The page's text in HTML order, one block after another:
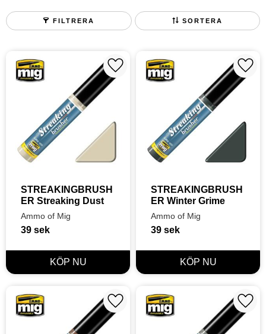
FILTRERA SORTERA
STREAKINGBRUSH
ER Streaking Dust
Ammo of Mig
39 sek
Lägg till i favoriter
STREAKINGBRUSH
ER Winter Grime
Ammo of Mig
39 sek
Lägg till i favoriter